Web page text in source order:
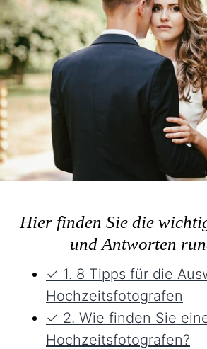
Hier finden Sie die
und Antworten
✓ 1. 8 Tipps für die
Hochzeitsfotografen
✓ 2. Wie finden Sie
Hochzeitsfotografen?